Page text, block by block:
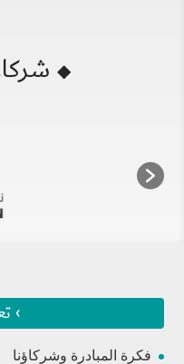
◆
›
فكرة المبادرة وشركاؤنا